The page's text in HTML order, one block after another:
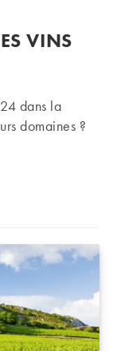
VINS
dans la
domaines ?
du Rhône